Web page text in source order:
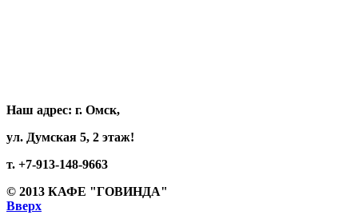
Наш адрес: г. Омск,
ул. Думская 5, 2 этаж!
т. +7-913-148-9663
© 2013 КАФЕ "ГОВИНДА"
Вверх